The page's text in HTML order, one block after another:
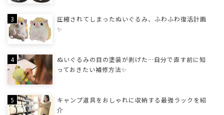
圧縮されてしまったぬいぐるみ、ふわふわ復活計画
✨
ぬいぐるみの目の塗装が剥げた…自分で直す前に知
っておきたい補修方法✨
キャンプ道具をおしゃれに収納する最強ラックを紹
介